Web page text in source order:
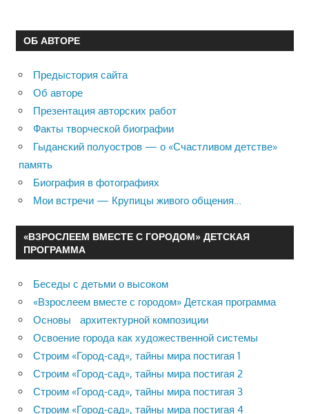
ОБ АВТОРЕ
Предыстория сайта
Об авторе
Презентация авторских работ
Факты творческой биографии
Гыданский полуостров — о «Счастливом детстве»
память
Биография в фотографиях
Мои встречи — Крупицы живого общения…
«ВЗРОСЛЕЕМ ВМЕСТЕ С ГОРОДОМ» ДЕТСКАЯ
ПРОГРАММА
Беседы с детьми о высоком
«Взрослеем вместе с городом» Детская программа
Основы архитектурной композиции
Освоение города как художественной системы
Строим «Город-сад», тайны мира постигая 1
Строим «Город-сад», тайны мира постигая 2
Строим «Город-сад», тайны мира постигая 3
Строим «Город-сад», тайны мира постигая 4